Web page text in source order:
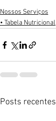
Nossos Serviços
• Tabela Nutricional
Posts recentes